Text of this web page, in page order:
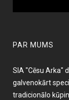
PAR MUMS
SIA "Cēsu Arka"
galvenokārt
tradicionālo